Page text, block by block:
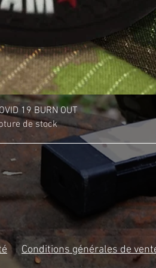
19 BURN OUT
de stock
Conditions générales de